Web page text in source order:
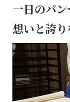
一日のパン
想いと誇り